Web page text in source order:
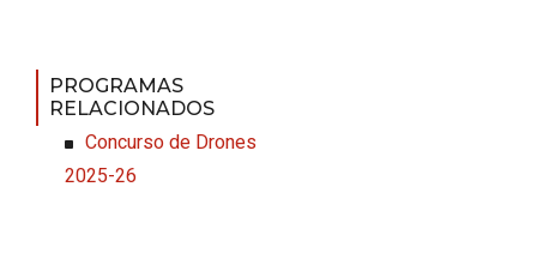
PROGRAMAS
RELACIONADOS
Concurso de Drones
2025-26